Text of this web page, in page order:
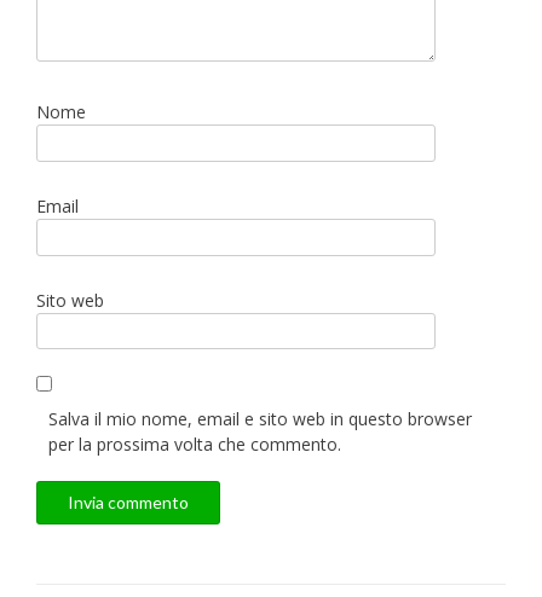
Nome
Email
Sito web
Salva il mio nome, email e sito web in questo browser
per la prossima volta che commento.